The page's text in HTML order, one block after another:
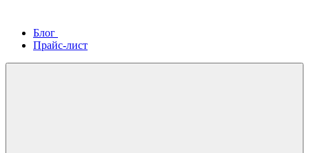
Блог
Прайс-лист